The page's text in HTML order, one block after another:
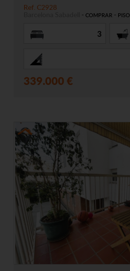
Ref. C2928
- COMPRAR - PISO
3
339.000 €